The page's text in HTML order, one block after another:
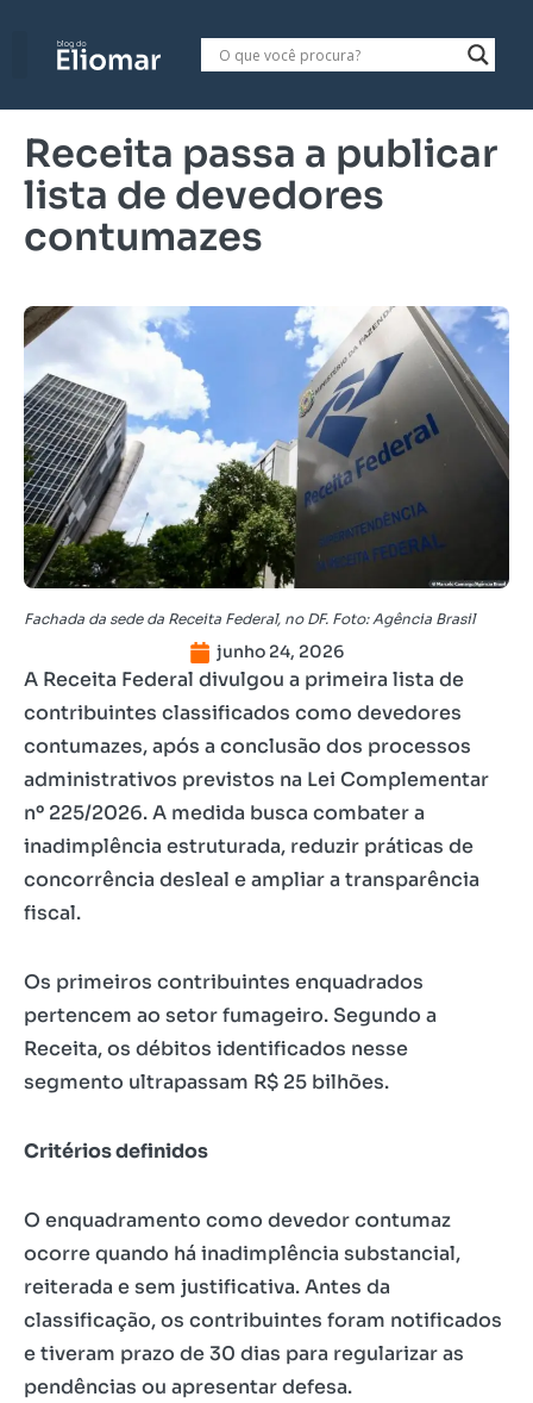
Receita passa a publicar
lista de devedores
contumazes
Fachada da sede da Receita Federal, no DF. Foto: Agência Brasil
junho 24, 2026
A Receita Federal divulgou a primeira lista de
contribuintes classificados como devedores
contumazes, após a conclusão dos processos
administrativos previstos na Lei Complementar
nº 225/2026. A medida busca combater a
inadimplência estruturada, reduzir práticas de
concorrência desleal e ampliar a transparência
fiscal.
Os primeiros contribuintes enquadrados
pertencem ao setor fumageiro. Segundo a
Receita, os débitos identificados nesse
segmento ultrapassam R$ 25 bilhões.
Critérios definidos
O enquadramento como devedor contumaz
ocorre quando há inadimplência substancial,
reiterada e sem justificativa. Antes da
classificação, os contribuintes foram notificados
e tiveram prazo de 30 dias para regularizar as
pendências ou apresentar defesa.